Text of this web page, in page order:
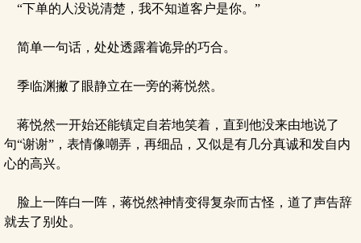
“下单的人没说清楚，我不知道客户是你。”
简单一句话，处处透露着诡异的巧合。
季临渊撇了眼静立在一旁的蒋悦然。
蒋悦然一开始还能镇定自若地笑着，直到他没来由地说了
句“谢谢”，表情像嘲弄，再细品，又似是有几分真诚和发自内
心的高兴。
脸上一阵白一阵，蒋悦然神情变得复杂而古怪，道了声告辞
就去了别处。